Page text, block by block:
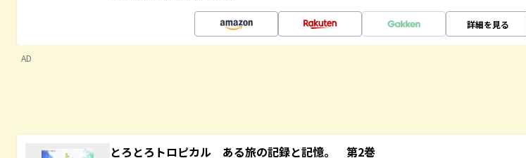
詳細を見る
AD
とろとろトロピカル ある旅の記録と記憶。 第2巻